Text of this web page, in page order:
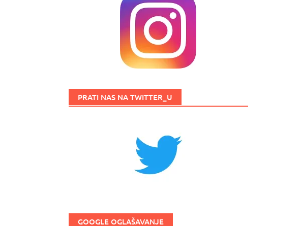
PRATI NAS NA TWITTER_U
GOOGLE OGLAŠAVANJE